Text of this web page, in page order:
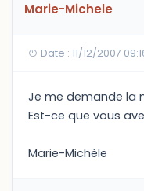
Marie-Michele
Date : 11/12/2007
Je me demande la
Est-ce que vous
Marie-Michèle